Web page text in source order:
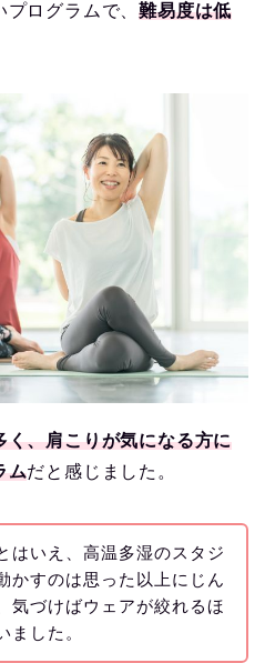
プログラムで、難易度は低
く、肩こりが気になる方に
ムだと感じました。
はいえ、高温多湿のスタジ
かすのは思った以上にじん
気づけばウェアが絞れるほ
ました。